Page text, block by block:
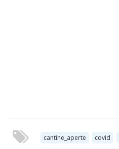
cantine_aperte covid